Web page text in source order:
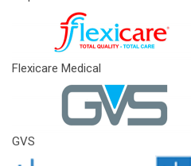
Flexicare Medical
GVS